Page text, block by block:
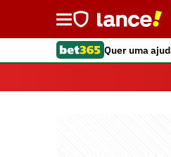
Quer uma